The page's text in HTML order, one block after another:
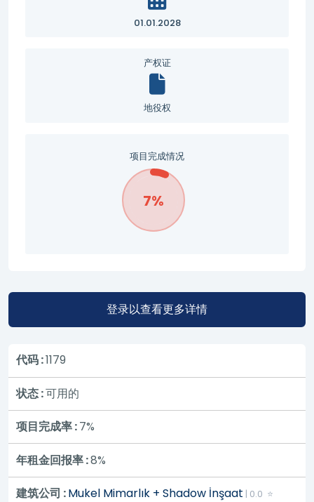
01.01.2028
产权证
地役权
项目完成情况
7%
登录以查看更多详情
代码 :1179
状态 :可用的
项目完成率 :7%
年租金回报率 :8%
建筑公司 :Mukel Mimarlık + Shadow İnşaat | 0.0 ⭐